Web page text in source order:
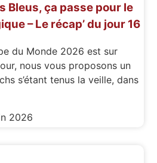
Bleus, ça passe pour le
– Le récap’ du jour 16
du Monde 2026 est sur
nous vous proposons un
s’étant tenus la veille, dans
2026